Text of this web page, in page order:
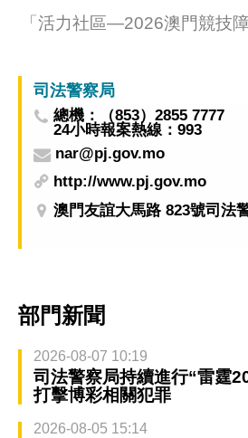
「活力社區—2026澳門競技
司法警察局
總機：（853）2855 7777
24小時報案熱線：993
nar@pj.gov.mo
http://www.pj.gov.mo
澳門友誼大馬路 823號司法
部門新聞
2026-08-07 10:19
司法警察局持續進行“雷霆
打擊博彩相關犯罪
2026-08-05 15:14